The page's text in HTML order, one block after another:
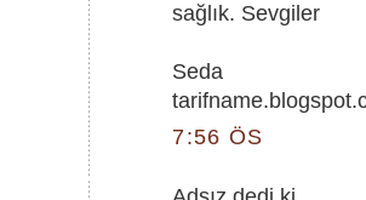
sağlık. Sevgiler
Seda
7:56 ÖS